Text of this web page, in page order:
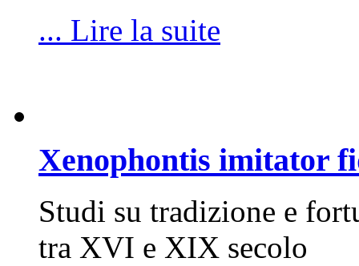
... Lire la suite
Xenophontis imitator
Studi su tradizione e
tra XVI e XIX secolo